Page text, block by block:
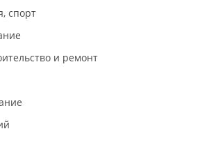
спорт
и ремонт